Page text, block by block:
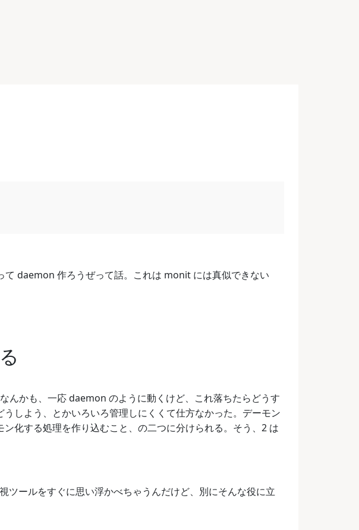
daemon 作ろうぜって話。これは monit には真似できない
んかも、一応 daemon のように動くけど、これ落ちたらどうす
しよう、とかいろいろ管理しにくくて仕方なかった。デーモン
化する処理を作り込むこと、の二つに分けられる。そう、2 は
ールをすぐに思い浮かべちゃうんだけど、別にそんな役に立